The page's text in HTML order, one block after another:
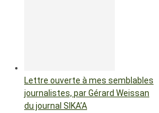
Lettre ouverte à mes semblables
journalistes, par Gérard Weissan
du journal SIKA’A